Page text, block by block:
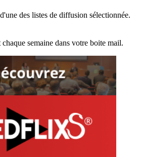
des listes de diffusion sélectionnée.
semaine dans votre boite mail.